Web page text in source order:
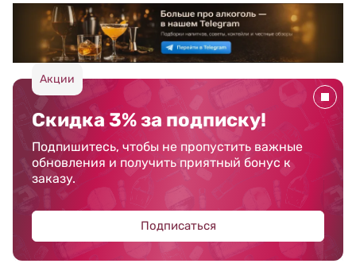
Акции
Скидка 3% за подписку!
Подпишитесь, чтобы не пропустить важные
обновления и получить приятный бонус к
заказу.
Подписаться